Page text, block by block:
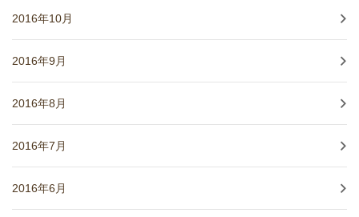
2016年10月
2016年9月
2016年8月
2016年7月
2016年6月